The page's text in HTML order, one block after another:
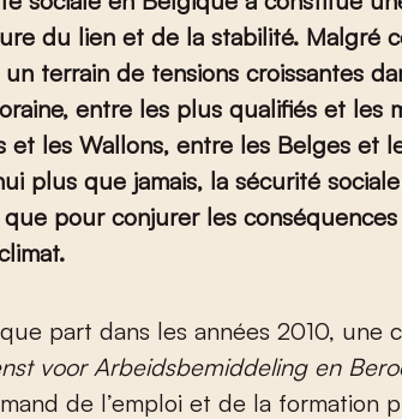
du lien et de la stabilité. Malgré
terrain de tensions croissantes
entre les plus qualifiés et les
et les Wallons, entre les Belges et
plus que jamais, la sécurité
pour conjurer les
part dans les années 2010, une
voor Arbeidsbemiddeling en
de l’emploi et de la formation